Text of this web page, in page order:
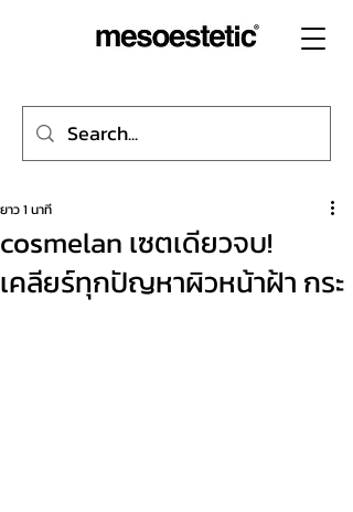
cosmelan เซตเดียวจบ!
เคลียร์ทุกปัญหาผิวหน้าฝ้า กระ
ยาว 1 นาที